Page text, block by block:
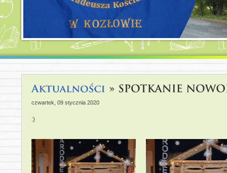
czwartek, 09 stycznia 2020
:)